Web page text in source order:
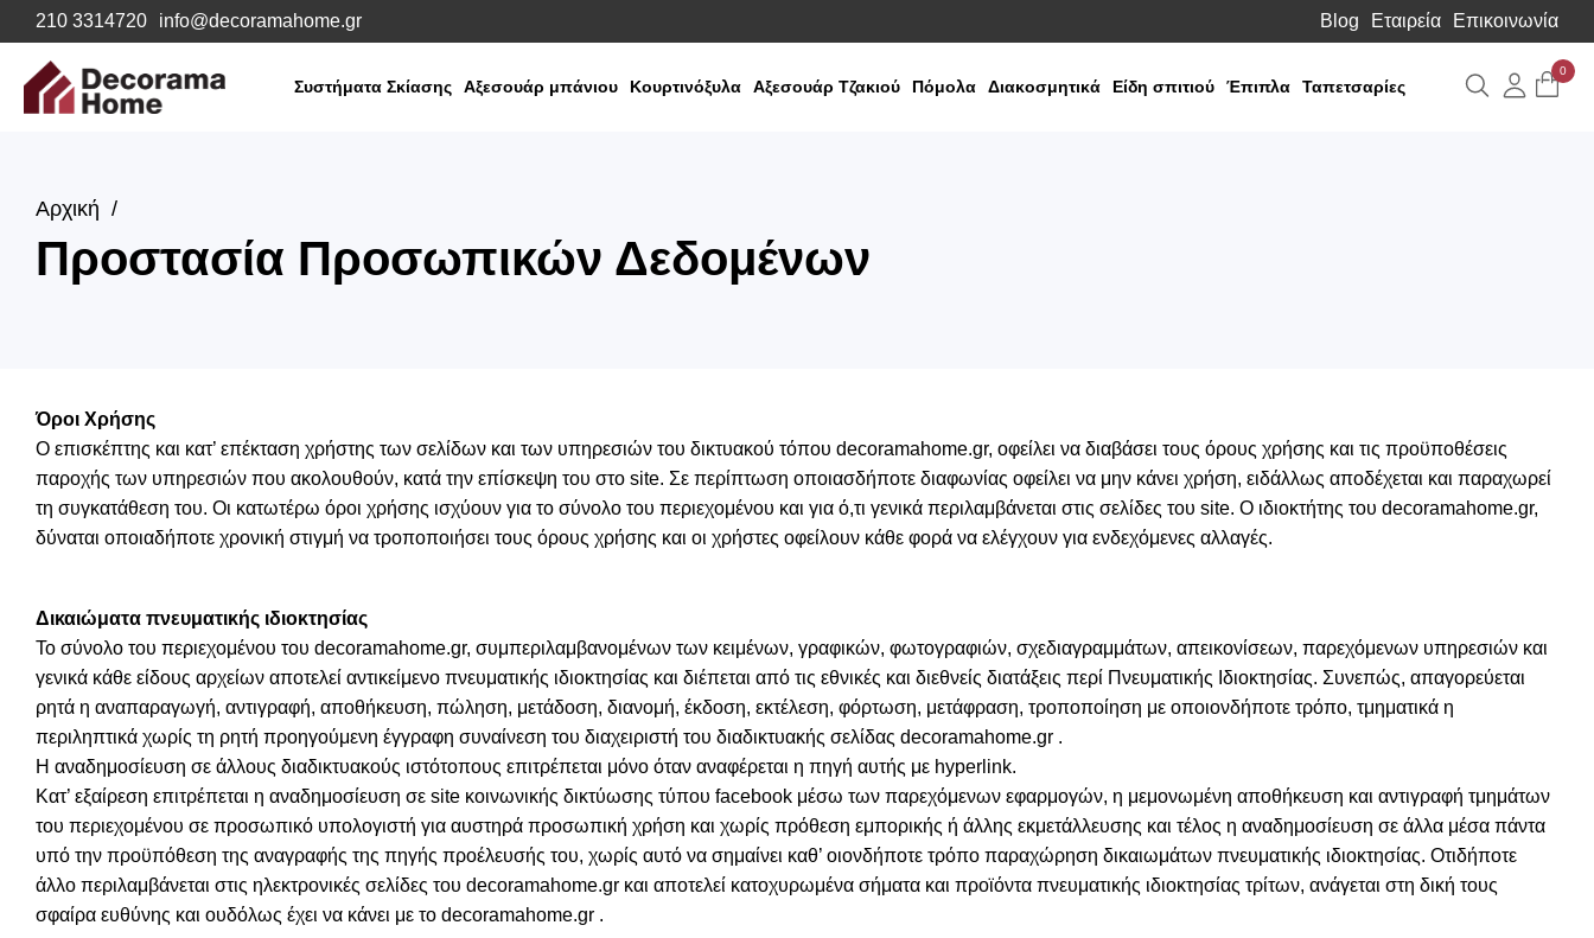
210 3314720 info@decoramahome.gr Blog Εταιρεία Επικοινωνία
Συστήματα Σκίασης Αξεσουάρ μπάνιου Κουρτινόξυλα Αξεσουάρ Τζακιού Πόμολα Διακοσμητικά Είδη σπιτιού Έπιπλα Ταπετσαρίες Αναζήτηση
0
Αρχική
Προστασία Προσωπικών Δεδομένων
Όροι Χρήσης
Ο επισκέπτης και κατ’ επέκταση χρήστης των σελίδων και των υπηρεσιών του δικτυακού τόπου decoramahome.gr, οφείλει να διαβάσει τους όρους χρήσης και τις προϋποθέσεις
παροχής των υπηρεσιών που ακολουθούν, κατά την επίσκεψη του στο site. Σε περίπτωση οποιασδήποτε διαφωνίας οφείλει να μην κάνει χρήση, ειδάλλως αποδέχεται και παραχωρεί
τη συγκατάθεση του. Οι κατωτέρω όροι χρήσης ισχύουν για το σύνολο του περιεχομένου και για ό,τι γενικά περιλαμβάνεται στις σελίδες του site. O ιδιοκτήτης του decoramahome.gr,
δύναται οποιαδήποτε χρονική στιγμή να τροποποιήσει τους όρους χρήσης και οι χρήστες οφείλουν κάθε φορά να ελέγχουν για ενδεχόμενες αλλαγές.
Δικαιώματα πνευματικής ιδιοκτησίας
Το σύνολο του περιεχομένου του decoramahome.gr, συμπεριλαμβανομένων των κειμένων, γραφικών, φωτογραφιών, σχεδιαγραμμάτων, απεικονίσεων, παρεχόμενων υπηρεσιών και
γενικά κάθε είδους αρχείων αποτελεί αντικείμενο πνευματικής ιδιοκτησίας και διέπεται από τις εθνικές και διεθνείς διατάξεις περί Πνευματικής Ιδιοκτησίας. Συνεπώς, απαγορεύεται
ρητά η αναπαραγωγή, αντιγραφή, αποθήκευση, πώληση, μετάδοση, διανομή, έκδοση, εκτέλεση, φόρτωση, μετάφραση, τροποποίηση με οποιονδήποτε τρόπο, τμηματικά η
περιληπτικά χωρίς τη ρητή προηγούμενη έγγραφη συναίνεση του διαχειριστή του διαδικτυακής σελίδας decoramahome.gr .
Η αναδημοσίευση σε άλλους διαδικτυακούς ιστότοπους επιτρέπεται μόνο όταν αναφέρεται η πηγή αυτής με hyperlink.
Κατ’ εξαίρεση επιτρέπεται η αναδημοσίευση σε site κοινωνικής δικτύωσης τύπου facebook μέσω των παρεχόμενων εφαρμογών, η μεμονωμένη αποθήκευση και αντιγραφή τμημάτων
του περιεχομένου σε προσωπικό υπολογιστή για αυστηρά προσωπική χρήση και χωρίς πρόθεση εμπορικής ή άλλης εκμετάλλευσης και τέλος η αναδημοσίευση σε άλλα μέσα πάντα
υπό την προϋπόθεση της αναγραφής της πηγής προέλευσής του, χωρίς αυτό να σημαίνει καθ’ οιονδήποτε τρόπο παραχώρηση δικαιωμάτων πνευματικής ιδιοκτησίας. Οτιδήποτε
άλλο περιλαμβάνεται στις ηλεκτρονικές σελίδες του decoramahome.gr και αποτελεί κατοχυρωμένα σήματα και προϊόντα πνευματικής ιδιοκτησίας τρίτων, ανάγεται στη δική τους
σφαίρα ευθύνης και ουδόλως έχει να κάνει με το decoramahome.gr .